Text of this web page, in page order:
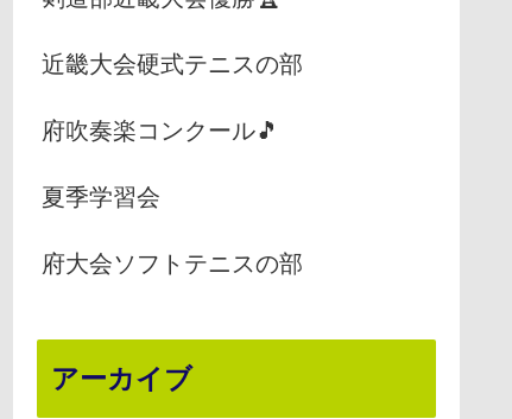
近畿大会硬式テニスの部
府吹奏楽コンクール🎵
夏季学習会
府大会ソフトテニスの部
アーカイブ